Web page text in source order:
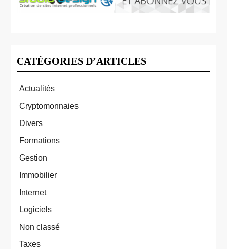
CATÉGORIES D’ARTICLES
Actualités
Cryptomonnaies
Divers
Formations
Gestion
Immobilier
Internet
Logiciels
Non classé
Taxes